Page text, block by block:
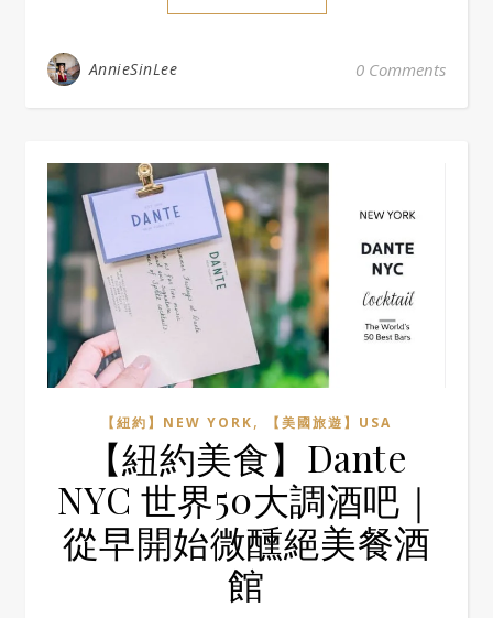
AnnieSinLee 0 Comments
【紐約】NEW YORK, 【美國旅遊】USA
【紐約美食】Dante
NYC 世界50大調酒吧｜
從早開始微醺絕美餐酒
館